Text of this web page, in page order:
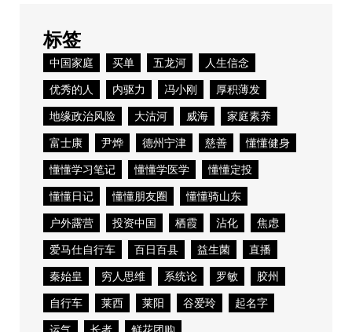
标签
中国家庭 买单 五龙河
人生信念
优秀的人
内驱力 冯小刚
厚积薄发
地缘政治风险
大沽河 威海
家庭素养
富士康
尹烨 德州宁津 慈善
懂懂健身
懂懂学习笔记
懂懂学医学
懂懂定投
懂懂日记
懂懂朋友圈
懂懂骑山东
户外露营
投资中国 栖霞 沾化
焦虑
爱马仕自行车
百日百县 益生菌
直播
秦始皇
穷人思维 系统论 罗敏
胶州
自行车
莱西 莱阳 谷爱玲
起名字